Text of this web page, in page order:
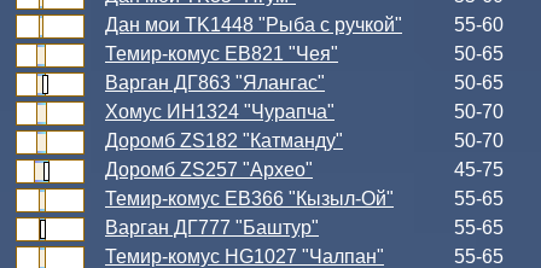
Дан мои TK1448 "Рыба с ручкой"
55-60
Темир-комус ЕВ821 "Чея"
50-65
Варган ДГ863 "Ялангас"
50-65
Хомус ИН1324 "Чурапча"
50-70
Доромб ZS182 "Катманду"
50-70
Доромб ZS257 "Архео"
45-75
Темир-комус ЕВ366 "Кызыл-Ой"
55-65
Варган ДГ777 "Баштур"
55-65
Темир-комус HG1027 "Чалпан"
55-65